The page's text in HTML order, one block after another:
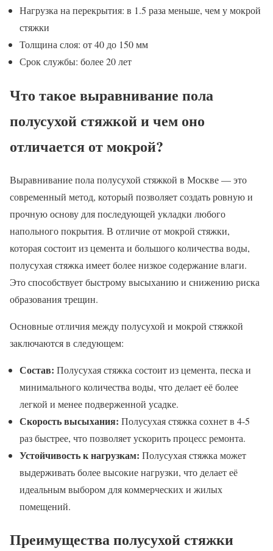
Нагрузка на перекрытия: в 1.5 раза меньше, чем у мокрой
стяжки
Толщина слоя: от 40 до 150 мм
Срок службы: более 20 лет
Что такое выравнивание пола
полусухой стяжкой и чем оно
отличается от мокрой?
Выравнивание пола полусухой стяжкой в Москве — это
современный метод, который позволяет создать ровную и
прочную основу для последующей укладки любого
напольного покрытия. В отличие от мокрой стяжки,
которая состоит из цемента и большого количества воды,
полусухая стяжка имеет более низкое содержание влаги.
Это способствует быстрому высыханию и снижению риска
образования трещин.
Основные отличия между полусухой и мокрой стяжкой
заключаются в следующем:
Состав: Полусухая стяжка состоит из цемента, песка и
минимального количества воды, что делает её более
легкой и менее подверженной усадке.
Скорость высыхания: Полусухая стяжка сохнет в 4-5
раз быстрее, что позволяет ускорить процесс ремонта.
Устойчивость к нагрузкам: Полусухая стяжка может
выдерживать более высокие нагрузки, что делает её
идеальным выбором для коммерческих и жилых
помещений.
Преимущества полусухой стяжки